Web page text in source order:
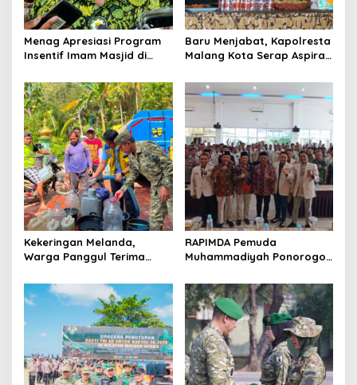
o
n
Menag Apresiasi Program
Insentif Imam Masjid di
Model Nasional
Baru Menjabat, Kapolresta
Malang Kota Serap Aspirasi
Kamtibmas
Kekeringan Melanda,
Warga Panggul Terima
RAPIMDA Pemuda
Muhammadiyah Ponorogo
Kebangsaan Berbasis
Integritas